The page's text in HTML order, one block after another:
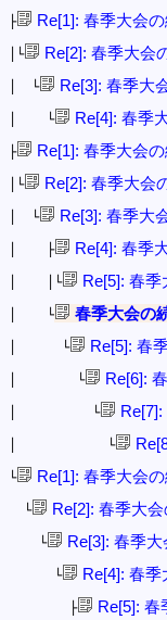
├ Re[1]: 春季大会の
│└ Re[2]: 春季大会
│ └ Re[3]: 春季大
│ └ Re[4]: 春季
├ Re[1]: 春季大会の
│└ Re[2]: 春季大会
│ └ Re[3]: 春季大
│ ├ Re[4]: 春季
│ │└ Re[5]: 春季
│ └ 春季大会の
│ └ Re[5]: 春
│ └ Re[6]:
│ └ Re[7]:
│ └
└ Re[1]: 春季大会の
└ Re[2]: 春季大会
└ Re[3]: 春季大
└ Re[4]: 春季
├ Re[5]: 春